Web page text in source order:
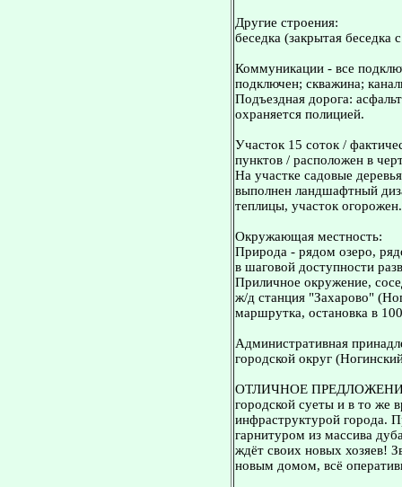
Другие строения:
беседка (закрытая беседка
Коммуникации - все
подключен; скважина;
Подъездная дорога:
охраняется полицией.
Участок 15 соток /
пунктов / расположен в
На участке садовые
выполнен ландшафтный
теплицы, участок огорожен.
Окружающая местность:
Природа - рядом озеро,
в шаговой доступности
Приличное окружение,
ж/д станция "Захарово"
маршрутка, остановка в
Административная
городской округ
ОТЛИЧНОЕ ПРЕДЛОЖЕНИЕ
городской суеты и в то же
инфраструктурой города.
гарнитуром из массива
ждёт своих новых хозяев!
новым домом, всё